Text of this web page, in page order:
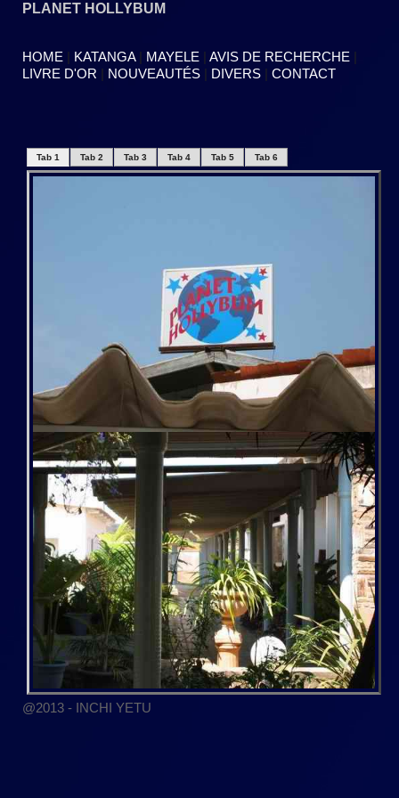
PLANET HOLLYBUM
HOME KATANGA| MAYELE |AVIS DE RECHERCHE
LIVRE D'OR
NOUVEAUTÉS DIVERS |CONTACT
Tab 1 Tab 2 Tab 3 Tab 4 Tab 5 Tab 6
@2013 - INCHI YETU